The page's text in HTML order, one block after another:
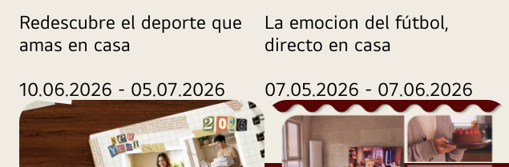
incluye
imágenes
fines
ilustrativos.
Redescubre el deporte que
amas en casa
10.06.2026 - 05.07.2026
La emocion del fútbol,
directo en casa
07.05.2026 - 07.06.2026